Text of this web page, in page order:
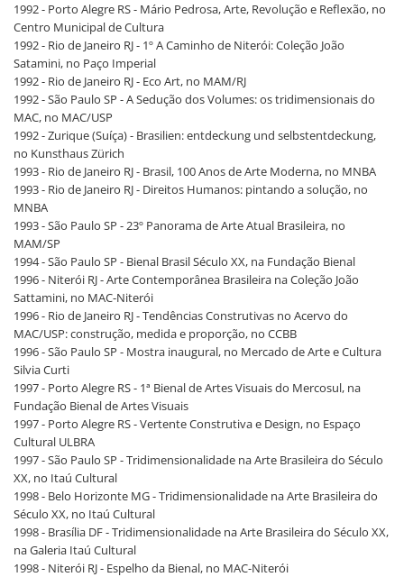
1992 - Porto Alegre RS - Mário Pedrosa, Arte, Revolução e Reflexão, no
Centro Municipal de Cultura
1992 - Rio de Janeiro RJ - 1º A Caminho de Niterói: Coleção João
Satamini, no Paço Imperial
1992 - Rio de Janeiro RJ - Eco Art, no MAM/RJ
1992 - São Paulo SP - A Sedução dos Volumes: os tridimensionais do
MAC, no MAC/USP
1992 - Zurique (Suíça) - Brasilien: entdeckung und selbstentdeckung,
no Kunsthaus Zürich
1993 - Rio de Janeiro RJ - Brasil, 100 Anos de Arte Moderna, no MNBA
1993 - Rio de Janeiro RJ - Direitos Humanos: pintando a solução, no
MNBA
1993 - São Paulo SP - 23º Panorama de Arte Atual Brasileira, no
MAM/SP
1994 - São Paulo SP - Bienal Brasil Século XX, na Fundação Bienal
1996 - Niterói RJ - Arte Contemporânea Brasileira na Coleção João
Sattamini, no MAC-Niterói
1996 - Rio de Janeiro RJ - Tendências Construtivas no Acervo do
MAC/USP: construção, medida e proporção, no CCBB
1996 - São Paulo SP - Mostra inaugural, no Mercado de Arte e Cultura
Silvia Curti
1997 - Porto Alegre RS - 1ª Bienal de Artes Visuais do Mercosul, na
Fundação Bienal de Artes Visuais
1997 - Porto Alegre RS - Vertente Construtiva e Design, no Espaço
Cultural ULBRA
1997 - São Paulo SP - Tridimensionalidade na Arte Brasileira do Século
XX, no Itaú Cultural
1998 - Belo Horizonte MG - Tridimensionalidade na Arte Brasileira do
Século XX, no Itaú Cultural
1998 - Brasília DF - Tridimensionalidade na Arte Brasileira do Século XX,
na Galeria Itaú Cultural
1998 - Niterói RJ - Espelho da Bienal, no MAC-Niterói